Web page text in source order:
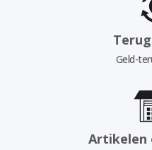
Geld-
Artikelen